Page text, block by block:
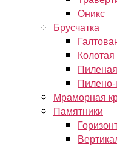
Оникс
Брусчатка
Колотая
Пилено-
Мраморная
Памятники